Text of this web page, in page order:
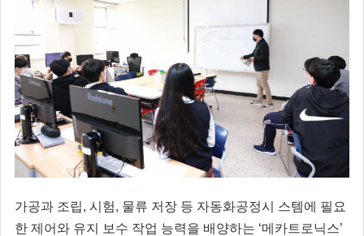
가공과 조립, 시험, 물류 저장 등 자동화공정시 스템에 필요
한 제어와 유지 보수 작업 능력을 배양하는 ‘메카트로닉스’